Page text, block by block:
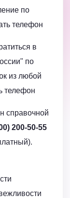
по
телефон
в
по
из любой
телефон
cправочной
200-50-55